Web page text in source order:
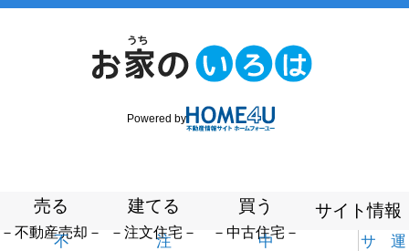
Powered by
売る
－不動産売却－
不
建てる
－注文住宅－
注
買う
－中古住宅－
中
サイト情報
サ
運